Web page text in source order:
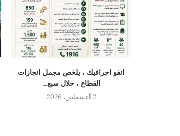
انفو اجرافيك ، يلخص مجمل انجازات
القطاع ، خلال سبع...
2 أغسطس، 2026